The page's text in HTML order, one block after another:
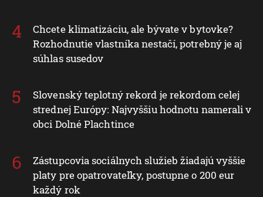
Chcete klimatizáciu, ale bývate v bytovke?
Rozhodnutie vlastníka nestačí, potrebný je aj
súhlas susedov
Slovenský teplotný rekord je rekordom celej
strednej Európy: Najvyššiu hodnotu namerali v
obci Dolné Plachtince
Zástupcovia sociálnych služieb žiadajú vyššie
platy pre opatrovateľky, postupne o 200 eur
každý rok